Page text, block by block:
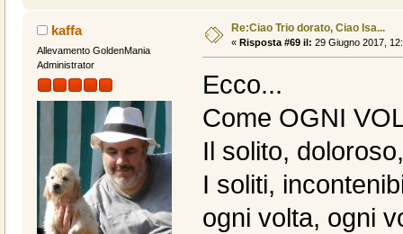
kaffa
Allevamento GoldenMania
Administrator
Re:Ciao Trio dorato, Ciao Isa...
« Risposta #69 il: 29 Giugno 2017,
Ecco...
Come OGNI
Il solito,
I soliti,
ogni volta, ogni